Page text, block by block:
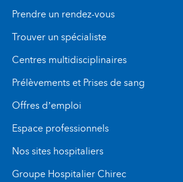
Prendre un rendez-vous
Trouver un spécialiste
Centres multidisciplinaires
Prélèvements et Prises de sang
Offres d’emploi
Espace professionnels
Nos sites hospitaliers
Groupe Hospitalier Chirec